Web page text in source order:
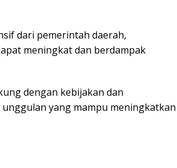
dari pemerintah daerah,
meningkat dan berdampak
dengan kebijakan dan
yang mampu meningkatkan